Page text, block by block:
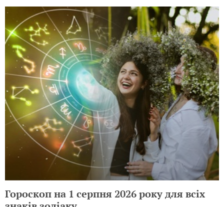
Гороскоп на 1 серпня 2026 року для всіх